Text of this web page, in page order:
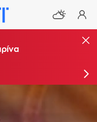
στη Σκύρο